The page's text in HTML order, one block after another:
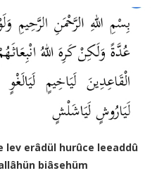
lev erâdül hurûce leeaddû
biâsehüm